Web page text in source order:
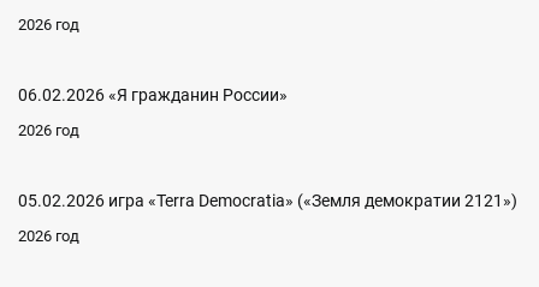
2026 год
06.02.2026 «Я гражданин России»
2026 год
05.02.2026 игра «Terra Democratia» («Земля демократии 2121»)
2026 год